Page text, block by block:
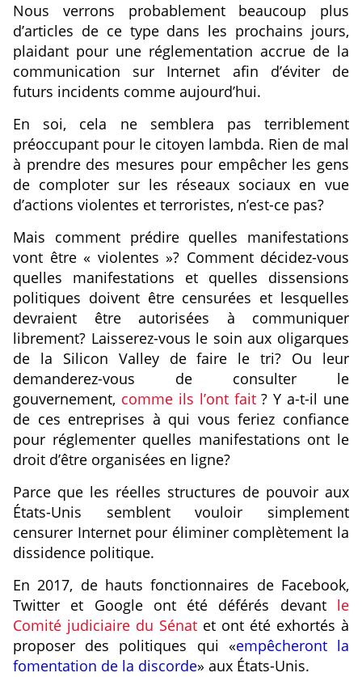
Nous verrons probablement beaucoup plus
d’articles de ce type dans les prochains jours,
plaidant pour une réglementation accrue de la
communication sur Internet afin d’éviter de
futurs incidents comme aujourd’hui.
En soi, cela ne semblera pas terriblement
préoccupant pour le citoyen lambda. Rien de mal
à prendre des mesures pour empêcher les gens
de comploter sur les réseaux sociaux en vue
d’actions violentes et terroristes, n’est-ce pas?
Mais comment prédire quelles manifestations
vont être « violentes »? Comment décidez-vous
quelles manifestations et quelles dissensions
politiques doivent être censurées et lesquelles
devraient être autorisées à communiquer
librement? Laisserez-vous le soin aux oligarques
de la Silicon Valley de faire le tri? Ou leur
demanderez-vous de consulter le
gouvernement, comme ils l’ont fait ? Y a-t-il une
de ces entreprises à qui vous feriez confiance
pour réglementer quelles manifestations ont le
droit d’être organisées en ligne?
Parce que les réelles structures de pouvoir aux
États-Unis semblent vouloir simplement
censurer Internet pour éliminer complètement la
dissidence politique.
En 2017, de hauts fonctionnaires de Facebook,
Twitter et Google ont été déférés devant le
Comité judiciaire du Sénat et ont été exhortés à
proposer des politiques qui «empêcheront la
fomentation de la discorde» aux États-Unis.